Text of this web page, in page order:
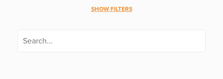
SHOW FILTERS